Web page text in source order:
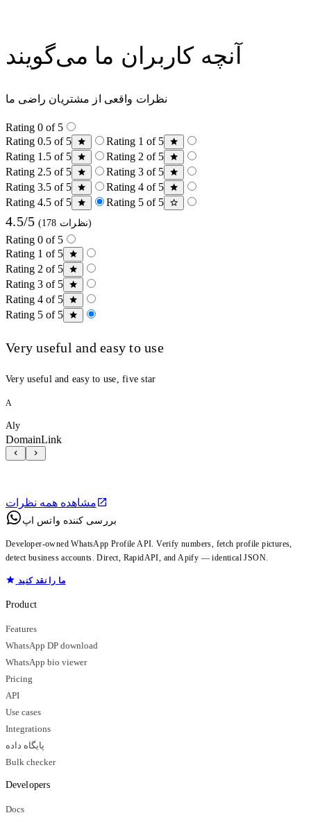
آنچه کاربران ما می‌گویند
نظرات واقعی از مشتریان راضی ما
Rating 0 of 5
Rating 0.5 of 5
Rating 1 of 5
Rating 1.5 of 5
Rating 2 of 5
Rating 2.5 of 5
Rating 3 of 5
Rating 3.5 of 5
Rating 4 of 5
Rating 4.5 of 5
Rating 5 of 5
4.5/5 (178 نظرات)
Rating 0 of 5
Rating 1 of 5
Rating 2 of 5
Rating 3 of 5
Rating 4 of 5
Rating 5 of 5
Very useful and easy to use
Very useful and easy to use, five star
A
Aly
DomainLink
مشاهده همه نظرات
بررسی کننده واتس اپ
Developer-owned WhatsApp Profile API. Verify numbers, fetch profile pictures,
detect business accounts. Direct, RapidAPI, and Apify — identical JSON.
ما را نقد کنید
Product
Features
WhatsApp DP download
WhatsApp bio viewer
Pricing
API
Use cases
Integrations
پایگاه داده
Bulk checker
Developers
Docs